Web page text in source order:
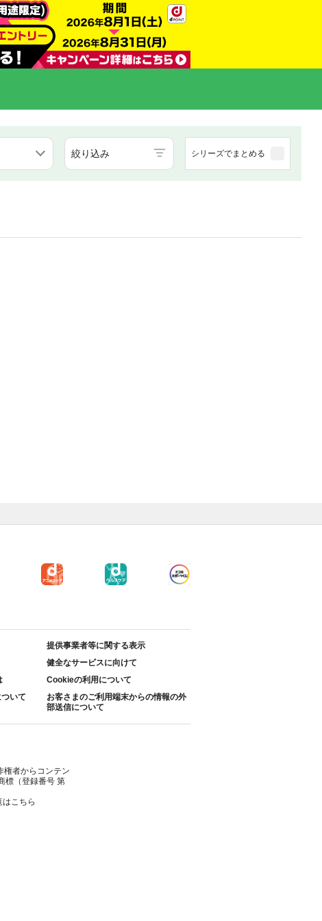
絞り込み シリーズでまとめる
提供事業者等に関する表示
健全なサービスに向けて
Cookieの利用について
いて
お客さまのご利用端末からの情報の外
部送信について
権者からコンテン
標（登録番号 第
こちら